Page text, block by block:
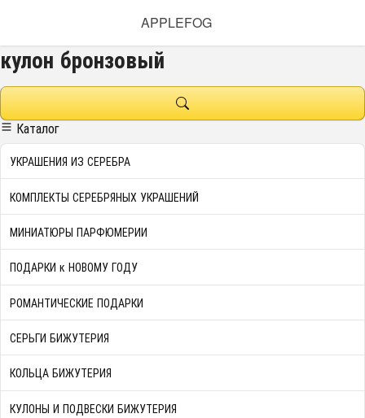
APPLEFOG
кулон бронзовый
Каталог
УКРАШЕНИЯ ИЗ СЕРЕБРА
КОМПЛЕКТЫ СЕРЕБРЯНЫХ УКРАШЕНИЙ
МИНИАТЮРЫ ПАРФЮМЕРИИ
ПОДАРКИ к НОВОМУ ГОДУ
РОМАНТИЧЕСКИЕ ПОДАРКИ
СЕРЬГИ БИЖУТЕРИЯ
КОЛЬЦА БИЖУТЕРИЯ
КУЛОНЫ И ПОДВЕСКИ БИЖУТЕРИЯ